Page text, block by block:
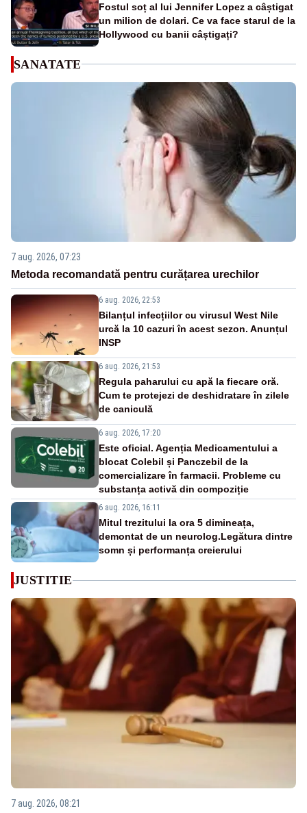
Fostul soț al lui Jennifer Lopez a câștigat
un milion de dolari. Ce va face starul de la
Hollywood cu banii câștigați?
SANATATE
7 aug. 2026, 07:23
Metoda recomandată pentru curățarea urechilor
6 aug. 2026, 22:53
Bilanțul infecțiilor cu virusul West Nile
urcă la 10 cazuri în acest sezon. Anunțul
INSP
6 aug. 2026, 21:53
Regula paharului cu apă la fiecare oră.
Cum te protejezi de deshidratare în zilele
de caniculă
6 aug. 2026, 17:20
Este oficial. Agenția Medicamentului a
blocat Colebil și Panczebil de la
comercializare în farmacii. Probleme cu
substanța activă din compoziție
6 aug. 2026, 16:11
Mitul trezitului la ora 5 dimineața,
demontat de un neurolog.Legătura dintre
somn și performanța creierului
JUSTITIE
7 aug. 2026, 08:21